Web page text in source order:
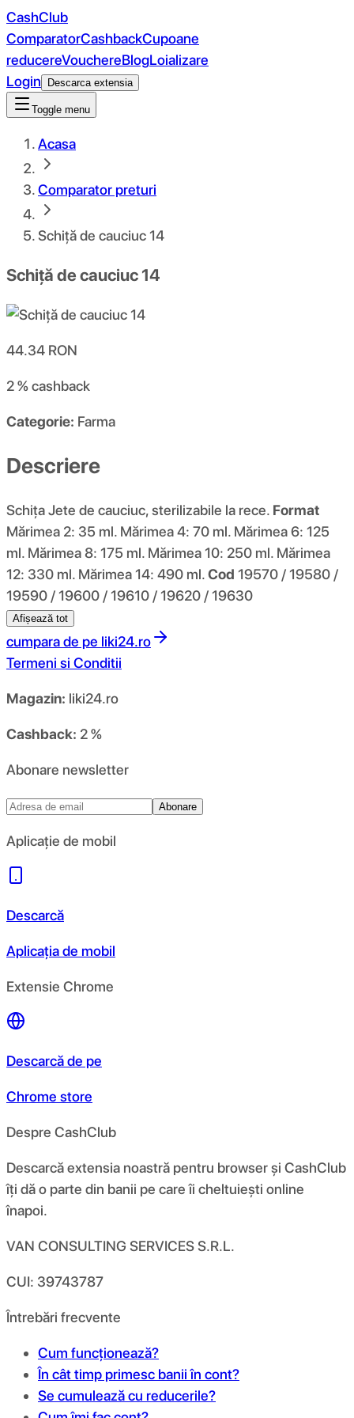
CashClub
ComparatorCashbackCupoane
reducereVouchereBlogLoializare
Login
Descarca extensia
Toggle menu
Acasa
Comparator preturi
Schiță de cauciuc 14
Schiță de cauciuc 14
44.34 RON
2 %cashback
Categorie: Farma
Descriere
Schiţa Jete de cauciuc, sterilizabile la rece. Format
Mărimea 2: 35 ml. Mărimea 4: 70 ml. Mărimea 6: 125
ml. Mărimea 8: 175 ml. Mărimea 10: 250 ml. Mărimea
12: 330 ml. Mărimea 14: 490 ml.Cod 19570 / 19580 /
19590 / 19600 / 19610 / 19620 / 19630
Afișează tot
cumpara de pe liki24.ro
Termeni si Conditii
Magazin: liki24.ro
Cashback: 2 %
Abonare newsletter
Abonare
Aplicație de mobil
Descarcă
Aplicația de mobil
Extensie Chrome
Descarcă de pe
Chrome store
Despre CashClub
Descarcă extensia noastră pentru browser și CashClub
îți dă o parte din banii pe care îi cheltuiești online
înapoi.
VAN CONSULTING SERVICES S.R.L.
CUI: 39743787
Întrebări frecvente
Cum funcționează?
În cât timp primesc banii în cont?
Se cumulează cu reducerile?